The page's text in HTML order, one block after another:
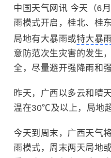
中国天气网讯 今天（6
雨模式开启，桂北、桂
局地有大暴雨或特大暴雨
意防范次生灾害的发生
全，尽量避开强降雨和
昨天，广西以多云和晴
温在30℃及以上，局地
今天到周末，广西天气
雨模式，周末两天局地